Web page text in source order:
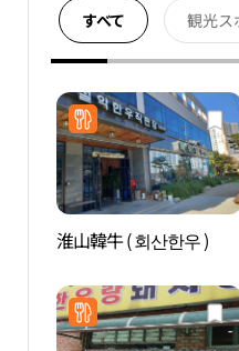
すべて 観光ス
淮山韓牛 ( 회산한우 )